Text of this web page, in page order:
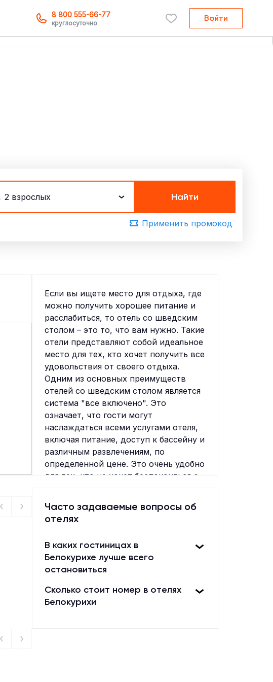
8 800 555-66-77
круглосуточно
Войти
2 взрослых Найти
Применить промокод
Если вы ищете место для отдыха, где
можно получить хорошее питание и
расслабиться, то отель со шведским
столом – это то, что вам нужно. Такие
отели представляют собой идеальное
место для тех, кто хочет получить все
удовольствия от своего отдыха.
Одним из основных преимуществ
отелей со шведским столом является
система "все включено". Это
означает, что гости могут
наслаждаться всеми услугами отеля,
включая питание, доступ к бассейну и
различным развлечениям, по
определенной цене. Это очень удобно
для тех, кто не хочет беспокоиться о
ресторане или использовании
бассейна. Шведский стол включает в
себя множество блюд, которые гости
своих предпочтений. Завтрак, обед и
ужин готовятся для гостей каждый
день, что делает отдых еще более
комфортным. В отелях со шведским
столом есть номера различных
категорий, которые могут
Часто задаваемые вопросы об
отелях
В каких гостиницах в
Белокурихе лучше всего
остановиться
Сколько стоит номер в отелях
Белокурихи